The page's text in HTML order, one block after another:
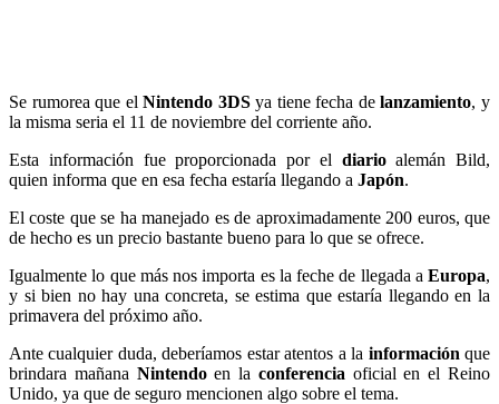
Se rumorea que elNintendo 3DSya tiene fecha delanzamiento, y
la misma seria el 11 de noviembre del corriente año.
Esta información fue proporcionada por el diarioalemán Bild,
quien informa que en esa fecha estaría llegando a Japón.
El coste que se ha manejado es de aproximadamente 200 euros, que
de hecho es un precio bastante bueno para lo que se ofrece.
Igualmente lo que más nos importa es la feche de llegada a Europa,
y si bien no hay una concreta, se estima que estaría llegando en la
primavera del próximo año.
Ante cualquier duda, deberíamos estar atentos a la informaciónque
brindara mañana Nintendoen la conferencia oficial en el Reino
Unido, ya que de seguro mencionen algo sobre el tema.